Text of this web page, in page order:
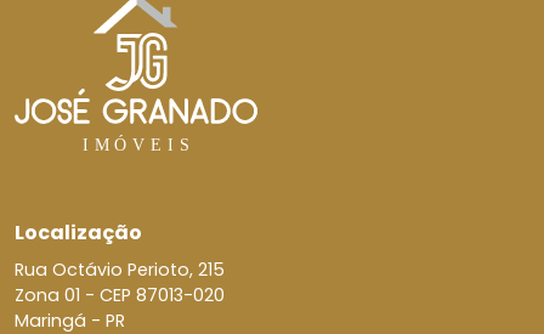
Localização
Rua Octávio Perioto, 215
Zona 01 - CEP 87013-020
Maringá - PR